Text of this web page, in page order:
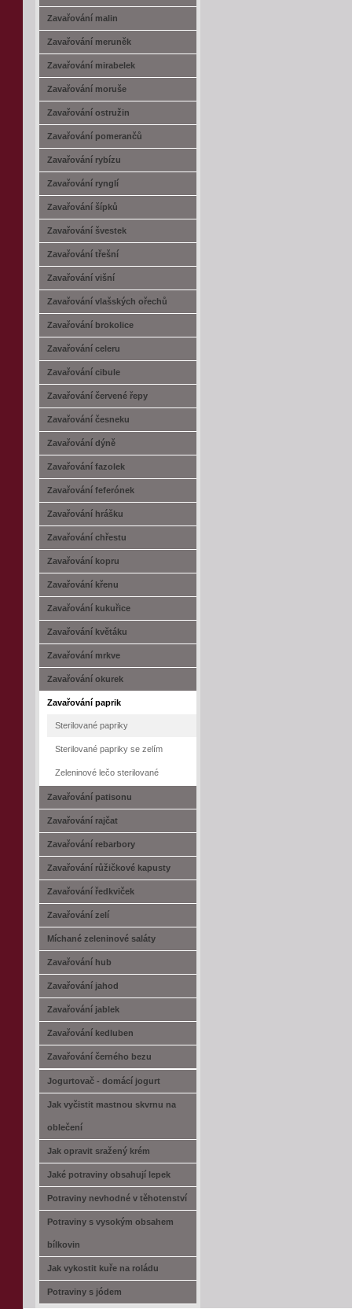
Zavařování malin
Zavařování meruněk
Zavařování mirabelek
Zavařování moruše
Zavařování ostružin
Zavařování pomerančů
Zavařování rybízu
Zavařování rynglí
Zavařování šípků
Zavařování švestek
Zavařování třešní
Zavařování višní
Zavařování vlašských ořechů
Zavařování brokolice
Zavařování celeru
Zavařování cibule
Zavařování červené řepy
Zavařování česneku
Zavařování dýně
Zavařování fazolek
Zavařování feferónek
Zavařování hrášku
Zavařování chřestu
Zavařování kopru
Zavařování křenu
Zavařování kukuřice
Zavařování květáku
Zavařování mrkve
Zavařování okurek
Zavařování paprik
Sterilované papriky
Sterilované papriky se zelím
Zeleninové lečo sterilované
Zavařování patisonu
Zavařování rajčat
Zavařování rebarbory
Zavařování růžičkové kapusty
Zavařování ředkviček
Zavařování zelí
Míchané zeleninové saláty
Zavařování hub
Zavařování jahod
Zavařování jablek
Zavařování kedluben
Zavařování černého bezu
Jogurtovač - domácí jogurt
Jak vyčistit mastnou skvrnu na
oblečení
Jak opravit sražený krém
Jaké potraviny obsahují lepek
Potraviny nevhodné v těhotenství
Potraviny s vysokým obsahem
bílkovin
Jak vykostit kuře na roládu
Potraviny s jódem